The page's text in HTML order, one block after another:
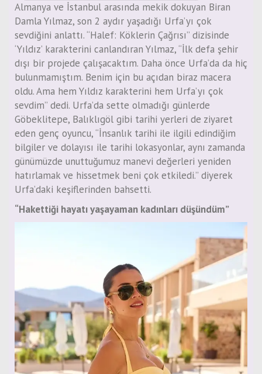
Almanya ve İstanbul arasında mekik dokuyan Biran
Damla Yılmaz, son 2 aydır yaşadığı Urfa’yı çok
sevdiğini anlattı. “Halef: Köklerin Çağrısı” dizisinde
‘Yıldız’ karakterini canlandıran Yılmaz, “İlk defa şehir
dışı bir projede çalışacaktım. Daha önce Urfa’da da hiç
bulunmamıştım. Benim için bu açıdan biraz macera
oldu. Ama hem Yıldız karakterini hem Urfa’yı çok
sevdim” dedi. Urfa’da sette olmadığı günlerde
Göbeklitepe, Balıklıgöl gibi tarihi yerleri de ziyaret
eden genç oyuncu, “İnsanlık tarihi ile ilgili edindiğim
bilgiler ve dolayısı ile tarihi lokasyonlar, aynı zamanda
günümüzde unuttuğumuz manevi değerleri yeniden
hatırlamak ve hissetmek beni çok etkiledi.” diyerek
Urfa’daki keşiflerinden bahsetti.
“Hakettiği hayatı yaşayaman kadınları düşündüm”